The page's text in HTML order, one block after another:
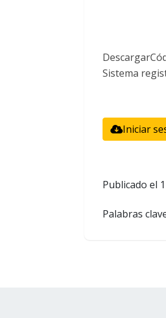
Sistema
Iniciar
Publicado el
Palabras